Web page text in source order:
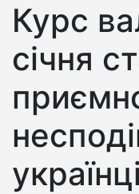
Курс
січня